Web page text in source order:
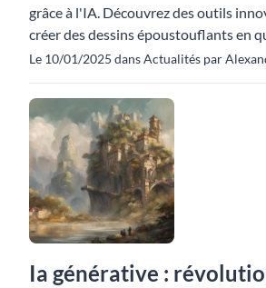
grâce à l'IA. Découvrez des outils
créer des dessins époustouflants en
Le 10/01/2025 dans Actualités par
Ia générative :